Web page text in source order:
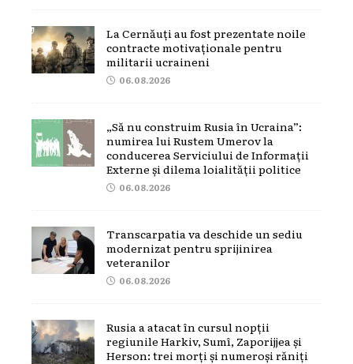
La Cernăuți au fost prezentate noile
contracte motivaționale pentru
militarii ucraineni
06.08.2026
„Să nu construim Rusia în Ucraina”:
numirea lui Rustem Umerov la
conducerea Serviciului de Informații
Externe și dilema loialității politice
06.08.2026
Transcarpatia va deschide un sediu
modernizat pentru sprijinirea
veteranilor
06.08.2026
Rusia a atacat în cursul nopții
regiunile Harkiv, Sumî, Zaporijjea și
Herson: trei morți și numeroși răniți